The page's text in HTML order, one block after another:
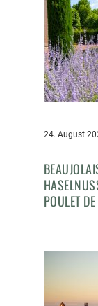
24. August
POULET